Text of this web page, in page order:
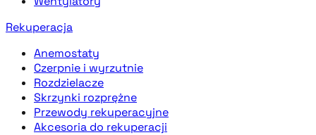
Rekuperacja
Anemostaty
Czerpnie i wyrzutnie
Rozdzielacze
Skrzynki rozprężne
Przewody rekuperacyjne
Akcesoria do rekuperacji